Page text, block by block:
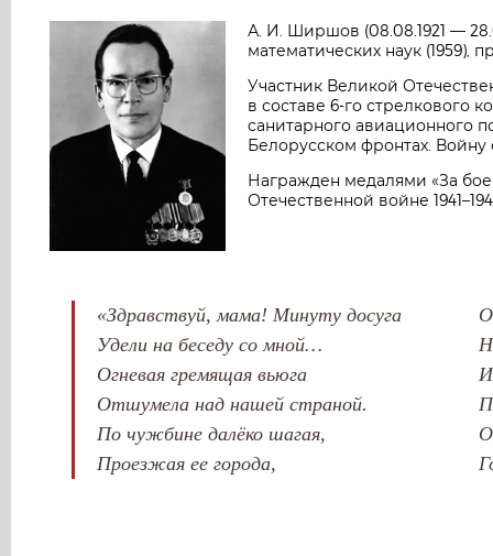
А. И. Ширшов (08.08.1921 —
математических наук (1959),
Участник Великой
в составе 6-го стрелкового
санитарного авиационного
Белорусском фронтах.
Награжден медалями «За
Отечественной войне
«Здравствуй, мама! Минуту досуга
Удели на беседу со мной…
Огневая гремящая вьюга
Отшумела над нашей страной.
По чужбине далёко шагая,
Проезжая ее города,
И